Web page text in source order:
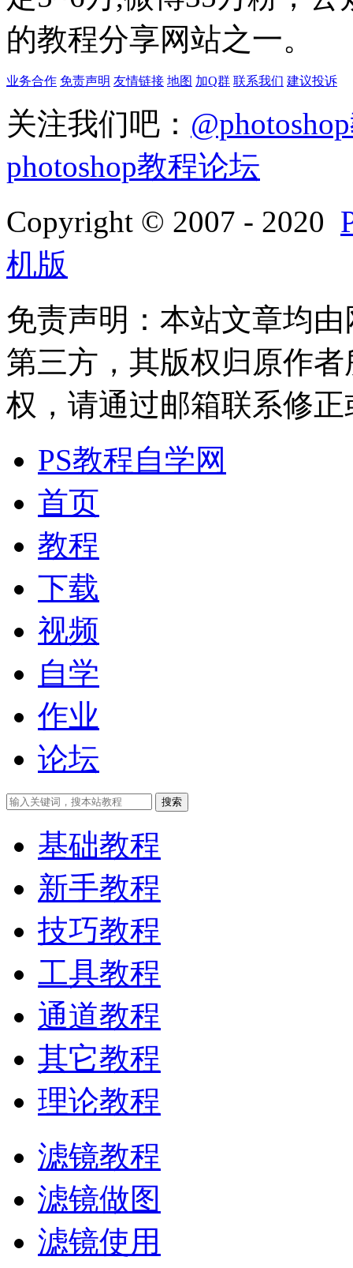
的教程分享网站之一。
业务合作 免责声明 友情链接 地图 加Q群 联系我们 建议投诉
关注我们吧：
photoshop教程论坛
Copyright © 2007 - 2020
机版
免责声明：本站文章均
第三方，其版权归原作
权，请通过邮箱联系修正
PS教程自学网
首页
教程
下载
视频
自学
作业
论坛
搜索
基础教程
新手教程
技巧教程
工具教程
通道教程
其它教程
理论教程
滤镜教程
滤镜做图
滤镜使用